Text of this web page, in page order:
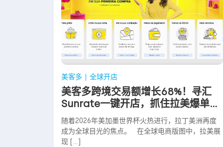
美客多 全球开店
美客多跨境交易额增长68%！寻汇
Sunrate一键开店，抓住拉美爆单红
利
随着2026年美加墨世界杯火热进行，拉丁美洲再度
成为全球目光的焦点。 在全球电商版图中，拉美展
现 […]